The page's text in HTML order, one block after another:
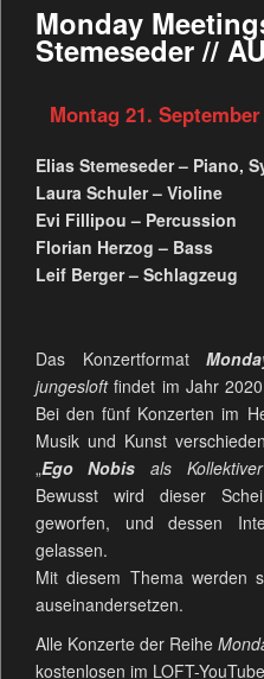
Monday
Stemeseder //
Montag 21.
Elias Stemeseder – Piano,
Laura Schuler – Violine
Evi Fillipou – Percussion
Florian Herzog – Bass
Leif Berger – Schlagzeug
Das Konzertformat
jungesloftfindet im Jahr
Bei den fünf Konzerten im
Musik und Kunst
„Ego Nobis als
Bewusst wird dieser
geworfen, und dessen
gelassen.
Mit diesem Thema werden
auseinandersetzen.
Alle Konzerte der Reihe
kostenlosen im LOFT-